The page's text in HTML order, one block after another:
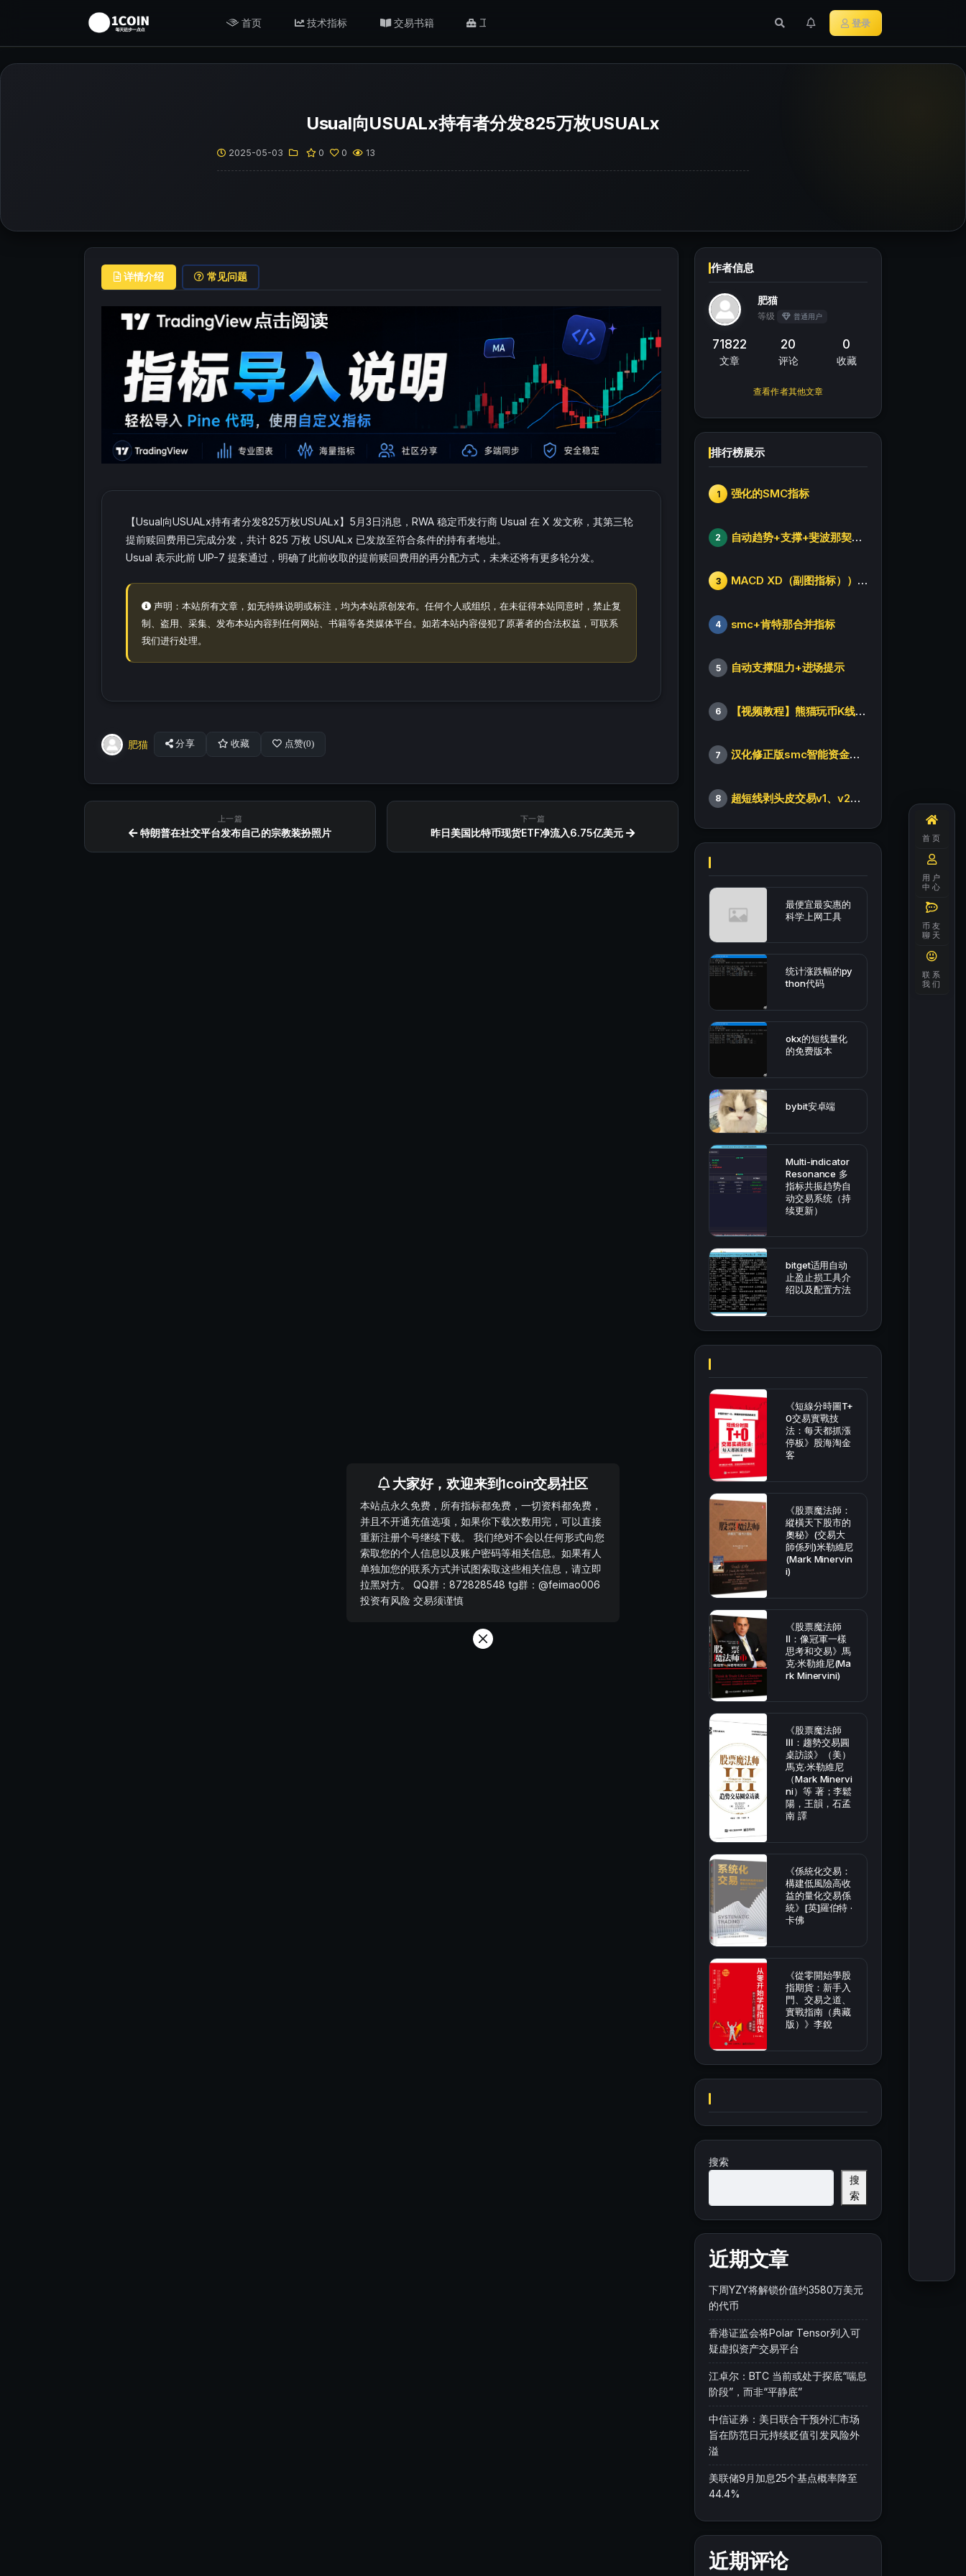
首页 技术指标 交易书籍 工具/返佣 登录
Usual向USUALx持有者分发825万枚USUALx
2025-05-03 0 0 13
详情介绍 常见问题
【Usual向USUALx持有者分发825万枚USUALx】5月3日消息，RWA 稳定币发行商 Usual 在 X 发文称，其第三轮
提前赎回费用已完成分发，共计 825 万枚 USUALx 已发放至符合条件的持有者地址。
Usual 表示此前 UIP-7 提案通过，明确了此前收取的提前赎回费用的再分配方式，未来还将有更多轮分发。
声明：本站所有文章，如无特殊说明或标注，均为本站原创发布。任何个人或组织，在未征得本站同意时，禁止复
制、盗用、采集、发布本站内容到任何网站、书籍等各类媒体平台。如若本站内容侵犯了原著者的合法权益，可联系
我们进行处理。
肥猫 分享 收藏 点赞(0)
上一篇
特朗普在社交平台发布自己的宗教装扮照片
下一篇
昨日美国比特币现货ETF净流入6.75亿美元
作者信息
肥猫
等级 普通用户
71822
文章
20
评论
0
收藏
查看作者其他文章
排行榜展示
1 强化的SMC指标
2 自动趋势+支撑+斐波那契+箱体
3 MACD XD（副图指标））修改版
4 smc+肯特那合并指标
5 自动支撑阻力+进场提示
6 【视频教程】熊猫玩币K线后的秘密（全集）
7 汉化修正版smc智能资金订单指标
8 超短线剥头皮交易v1、v2版本
最便宜最实惠的
科学上网工具
统计涨跌幅的py
thon代码
okx的短线量化
的免费版本
bybit安卓端
Multi-indicator
Resonance 多
指标共振趋势自
动交易系统（持
续更新）
bitget适用自动
止盈止损工具介
绍以及配置方法
《短線分時圖T+
0交易實戰技
法：每天都抓漲
停板》股海淘金
客
《股票魔法師：
縱橫天下股市的
奧秘》(交易大
師係列)米勒維尼
(Mark Minervin
i)
《股票魔法師
Ⅱ：像冠軍一樣
思考和交易》馬
克·米勒維尼(Ma
rk Minervini)
《股票魔法師
Ⅲ：趨勢交易圓
桌訪談》（美）
馬克·米勒維尼
（Mark Minervi
ni）等 著；李鬆
陽，王韻，石孟
南 譯
《係統化交易：
構建低風險高收
益的量化交易係
統》[英]羅伯特 ·
卡佛
《從零開始學股
指期貨：新手入
門、交易之道、
實戰指南（典藏
版）》李銳
搜索
搜
索
近期文章
下周YZY将解锁价值约3580万美元
的代币
香港证监会将Polar Tensor列入可
疑虚拟资产交易平台
江卓尔：BTC 当前或处于探底“喘息
阶段”，而非“平静底”
中信证券：美日联合干预外汇市场
旨在防范日元持续贬值引发风险外
溢
美联储9月加息25个基点概率降至
44.4%
近期评论
首页
用户
中心
币友
聊天
联系
我们
大家好，欢迎来到1coin交易社区
本站点永久免费，所有指标都免费，一切资料都免费，
并且不开通充值选项，如果你下载次数用完，可以直接
重新注册个号继续下载。 我们绝对不会以任何形式向您
索取您的个人信息以及账户密码等相关信息。如果有人
单独加您的联系方式并试图索取这些相关信息，请立即
拉黑对方。 QQ群：872828548 tg群：@feimao006
投资有风险 交易须谨慎